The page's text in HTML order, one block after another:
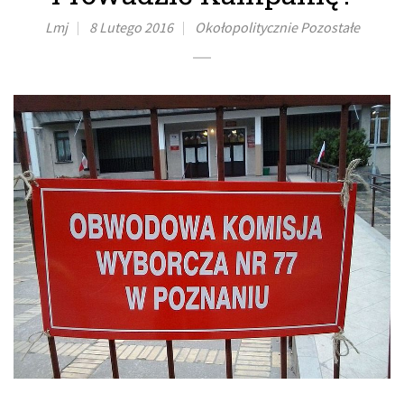
Lmj 8 Lutego 2016 Okołopolitycznie Pozostałe